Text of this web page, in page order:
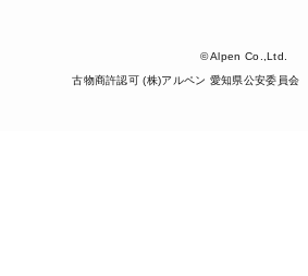
© Alpen Co.,Ltd.
古物商許認可 (株)アルペン 愛知県公安委員